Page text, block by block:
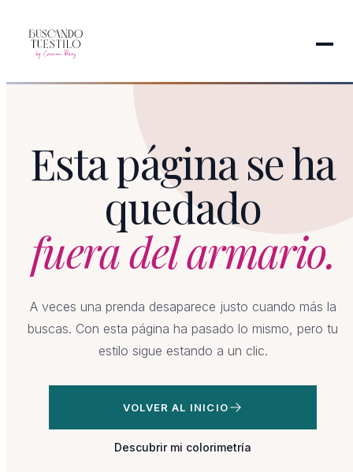
Esta página se ha
quedado
fuera del armario.
A veces una prenda desaparece justo cuando más la
buscas. Con esta página ha pasado lo mismo, pero tu
estilo sigue estando a un clic.
VOLVER AL INICIO
Descubrir mi colorimetría